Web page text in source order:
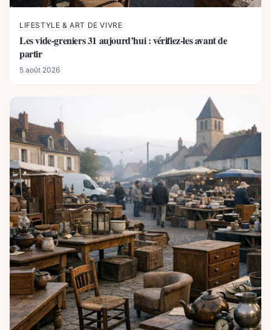
LIFESTYLE & ART DE VIVRE
Les vide-greniers 31 aujourd’hui : vérifiez-les avant de
partir
5 août 2026